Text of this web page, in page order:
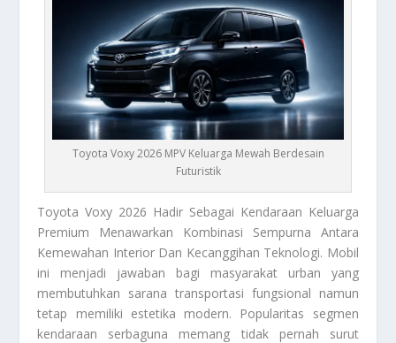
Toyota Voxy 2026 MPV Keluarga Mewah Berdesain
Futuristik
Toyota Voxy 2026 Hadir Sebagai Kendaraan Keluarga
Premium Menawarkan Kombinasi Sempurna Antara
Kemewahan Interior Dan Kecanggihan Teknologi. Mobil
ini menjadi jawaban bagi masyarakat urban yang
membutuhkan sarana transportasi fungsional namun
tetap memiliki estetika modern. Popularitas segmen
kendaraan serbaguna memang tidak pernah surut